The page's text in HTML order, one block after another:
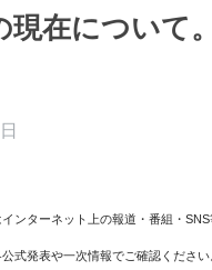
現在について
ンターネット上の報道・番組・
式発表や一次情報でご確認ください